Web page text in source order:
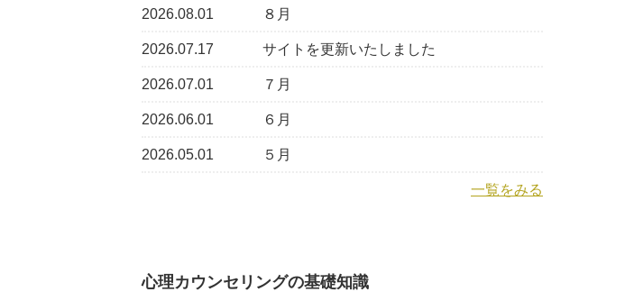
2026.08.01 ８月
2026.07.17 サイトを更新いたしました
2026.07.01 ７月
2026.06.01 ６月
2026.05.01 ５月
一覧をみる
心理カウンセリングの基礎知識